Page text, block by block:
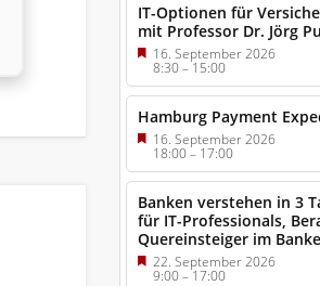
IT-Optionen für
mit Professor Dr. Jörg
16. September 2026
8:30–15:00
Hamburg Payment
16. September 2026
18:00– 17:00
Banken verstehen in 3
für IT-Professionals,
Quereinsteiger im
22. September 2026
9:00–17:00